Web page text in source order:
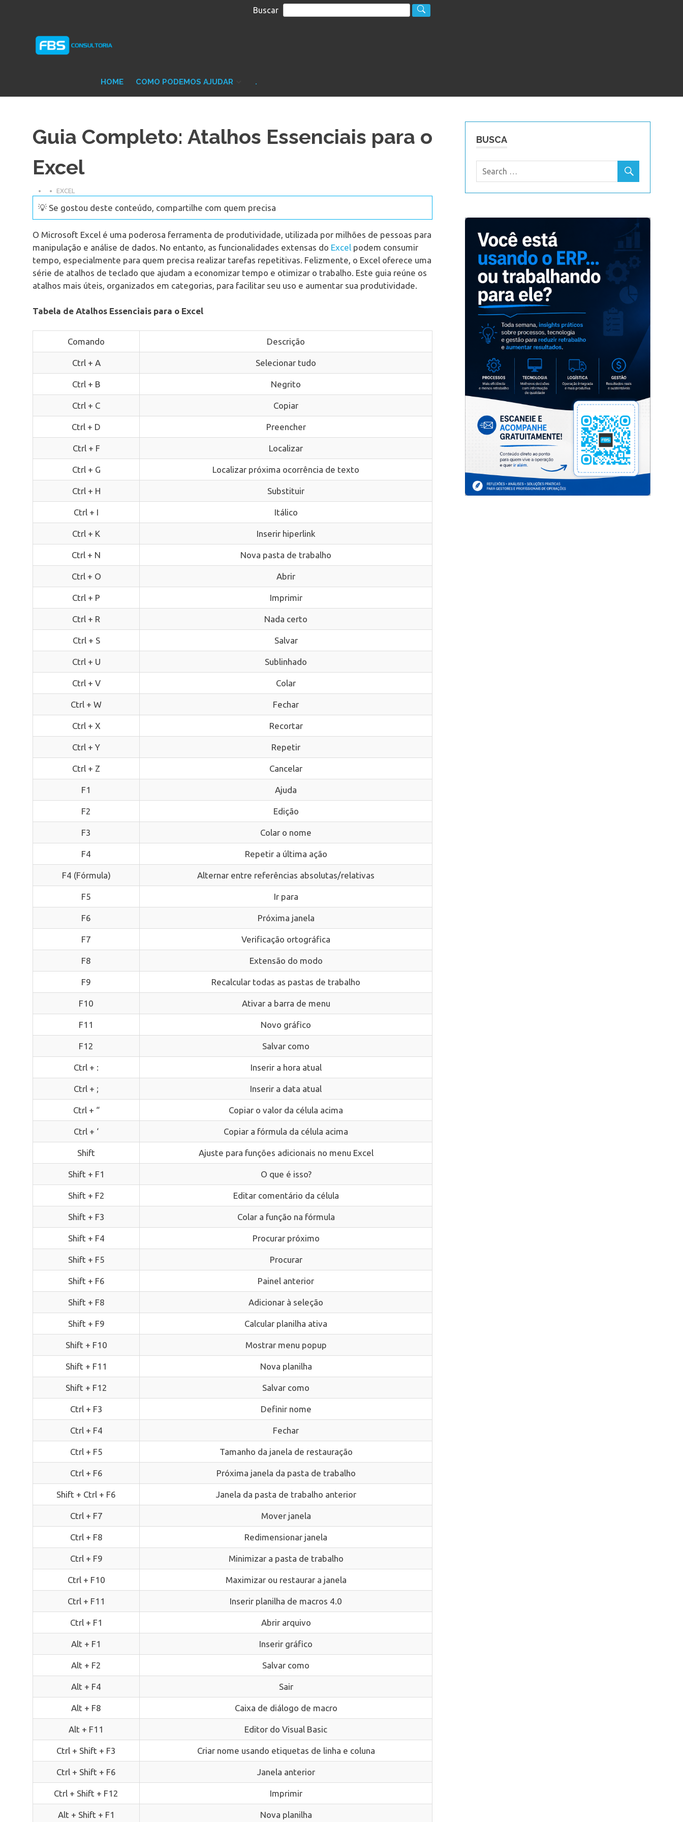
Buscar
Protheus
TOTVS
HOME COMO PODEMOS AJUDAR .
Guia Completo: Atalhos Essenciais para o
Excel
EXCEL
💡 Se gostou deste conteúdo, compartilhe com quem precisa
O Microsoft Excel é uma poderosa ferramenta de produtividade, utilizada por milhões de pessoas para
manipulação e análise de dados. No entanto, as funcionalidades extensas do Excel podem consumir
tempo, especialmente para quem precisa realizar tarefas repetitivas. Felizmente, o Excel oferece uma
série de atalhos de teclado que ajudam a economizar tempo e otimizar o trabalho. Este guia reúne os
atalhos mais úteis, organizados em categorias, para facilitar seu uso e aumentar sua produtividade.
Tabela de Atalhos Essenciais para o Excel
Comando Descrição
Ctrl + A Selecionar tudo
Ctrl + B Negrito
Ctrl + C Copiar
Ctrl + D Preencher
Ctrl + F Localizar
Ctrl + G Localizar próxima ocorrência de texto
Ctrl + H Substituir
Ctrl + I Itálico
Ctrl + K Inserir hiperlink
Ctrl + N Nova pasta de trabalho
Ctrl + O Abrir
Ctrl + P Imprimir
Ctrl + R Nada certo
Ctrl + S Salvar
Ctrl + U Sublinhado
Ctrl + V Colar
Ctrl + W Fechar
Ctrl + X Recortar
Ctrl + Y Repetir
Ctrl + Z Cancelar
F1 Ajuda
F2 Edição
F3 Colar o nome
F4 Repetir a última ação
F4 (Fórmula) Alternar entre referências absolutas/relativas
F5 Ir para
F6 Próxima janela
F7 Verificação ortográfica
F8 Extensão do modo
F9 Recalcular todas as pastas de trabalho
F10 Ativar a barra de menu
F11 Novo gráfico
F12 Salvar como
Ctrl + : Inserir a hora atual
Ctrl + ; Inserir a data atual
Ctrl + “ Copiar o valor da célula acima
Ctrl + ‘ Copiar a fórmula da célula acima
Shift Ajuste para funções adicionais no menu Excel
Shift + F1 O que é isso?
Shift + F2 Editar comentário da célula
Shift + F3 Colar a função na fórmula
Shift + F4 Procurar próximo
Shift + F5 Procurar
Shift + F6 Painel anterior
Shift + F8 Adicionar à seleção
Shift + F9 Calcular planilha ativa
Shift + F10 Mostrar menu popup
Shift + F11 Nova planilha
Shift + F12 Salvar como
Ctrl + F3 Definir nome
Ctrl + F4 Fechar
Ctrl + F5 Tamanho da janela de restauração
Ctrl + F6 Próxima janela da pasta de trabalho
Shift + Ctrl + F6 Janela da pasta de trabalho anterior
Ctrl + F7 Mover janela
Ctrl + F8 Redimensionar janela
Ctrl + F9 Minimizar a pasta de trabalho
Ctrl + F10 Maximizar ou restaurar a janela
Ctrl + F11 Inserir planilha de macros 4.0
Ctrl + F1 Abrir arquivo
Alt + F1 Inserir gráfico
Alt + F2 Salvar como
Alt + F4 Sair
Alt + F8 Caixa de diálogo de macro
Alt + F11 Editor do Visual Basic
Ctrl + Shift + F3 Criar nome usando etiquetas de linha e coluna
Ctrl + Shift + F6 Janela anterior
Ctrl + Shift + F12 Imprimir
Alt + Shift + F1 Nova planilha
BUSCA